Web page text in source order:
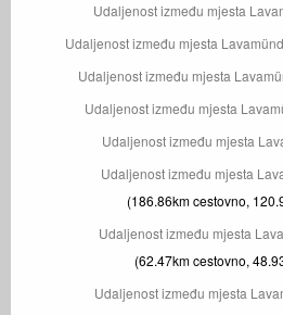
Udaljenost između mjesta
Udaljenost između mjesta
Udaljenost između mjesta
Udaljenost između mjesta
Udaljenost između mjesta
Udaljenost između mjesta
(186.86km cestovno,
Udaljenost između mjesta
(62.47km cestovno,
Udaljenost između mjesta